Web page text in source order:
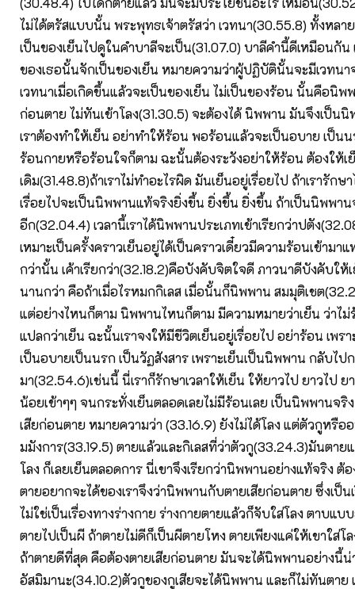
ไม่ได้ตรัสแบบนั้น พระพุทธเจ้าตรัสว่า เวทนา(30.55.8) ทั้งหลา
เป็นของเย็นไปดูในคำบาลีจะเป็น(31.07.0) บาลีคำนี้ดีเหมือนกัน
ของเธอนั้นจักเป็นของเย็น หมายความว่าผู้ปฏิบัตินั้นจะมีเวทนา
เวทนาเมื่อเกิดขึ้นแล้วจะเป็นของเย็น ไม่เป็นของร้อน นั้นคือนิพ
ก่อนตาย ไม่ทันเข้าโลง(31.30.5) จะต้องได้ นิพพาน มันจึงเป็น
เราต้องทำให้เย็น อย่าทำให้ร้อน พอร้อนแล้วจะเป็นอบาย เป็นน
ร้อนกายหรือร้อนใจก็ตาม ฉะนั้นต้องระวังอย่าให้ร้อน ต้องให้เ
เดิม(31.48.8)ถ้าเราไม่ทำอะไรผิด มันเย็นอยู่เรื่อยไป ถ้าเรารักษ
เรื่อยไปจะเป็นนิพพานแท้จริงยิ่งขึ้น ยิ่งขึ้น ยิ่งขึ้น ถ้าเป็นนิพพาน
อีก(32.04.4) เวลานี้เราได้นิพพานประเภทเข้าเรียกว่าปตัง
เหมาะเป็นครั้งคราวเย็นอยู่ได้เป็นคราวเดี๋ยวมีความร้อนเข้ามาแ
กว่านั้น เค้าเรียกว่า(32.18.2)คือบังคับจิตใจดี ภาวนาดีบังคับให้
นานกว่า คือถ้าเมื่อไรหมกกิเลส เมื่อนั้นก็นิพพาน สมมุติเชต
แต่อย่างไหนก็ตาม นิพพานไหนก็ตาม มีความหมายว่าเย็น ว่าไม่
แปลกว่าเย็น ฉะนั้นเราจงให้มีชีวิตเย็นอยู่เรื่อยไป อย่าร้อน เพร
เป็นอบายเป็นนรก เป็นวัฏสังสาร เพราะเย็นเป็นนิพพาน กลับไป
มา(32.54.6)เช่นนี้ นี่เราก็รักษาเวลาให้เย็น ให้ยาวไป ยาวไป
น้อยเข้าๆๆ จนกระทั่งเย็นตลอดเลยไม่มีร้อนเลย เป็นนิพพานจ
เสียก่อนตาย หมายความว่า (33.16.9) ยังไม่ได้โลง แต่ตัวกูหรื
มมังการ(33.19.5) ตายแล้วและกิเลสที่ว่าตัวกู(33.24.3)มันตาย
โลง ก็เลยเย็นตลอดการ นี่เขาจึงเรียกว่านิพพานอย่างแท้จริง ต้
ตายอยากจะได้ของเราจึงว่านิพพานกับตายเสียก่อนตาย ซึ่งเป็
ไม่ใช่เป็นเรื่องทางร่างกาย ร่างกายตายแล้วก็จับใส่โลง ตาบแบ
ตายไปเป็นผี ถ้าตายไม่ดีก็เป็นผีตายโหง ตายเพียงแค่ให้เขาใส่โ
ถ้าตายดีที่สุด คือต้องตายเสียก่อนตาย มันจะได้นิพพานอย่างนี้
อัสมิมานะ(34.10.2)ตัวกูของกูเสียจะได้นิพพาน และก็ไม่ทันตาย